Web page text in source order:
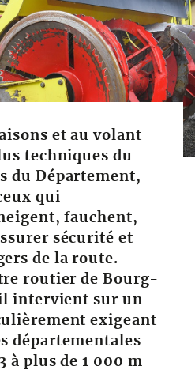
et au volant
techniques du
du Département,
qui
fauchent,
sécurité et
de la route.
routier de Bourg-
intervient sur un
exigeant
départementales
à plus de 1 000 m